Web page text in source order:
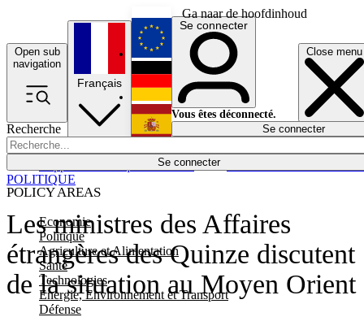
Ga naar de hoofdinhoud
Open sub
navigation
Close menu
Recherche
Se connecter
POLICY AREAS
Economie
Politique
Agriculture et Alimentation
Santé
Technologies
Energie, Environnement et Transport
Défense
Économie
Français
English
Deutsch
Español
Se connecter
Vous êtes déconnecté.
Se connecter
Les ministres des Affaires
étrangères des Quinze discutent
de la situation au Moyen Orient
POLITIQUE